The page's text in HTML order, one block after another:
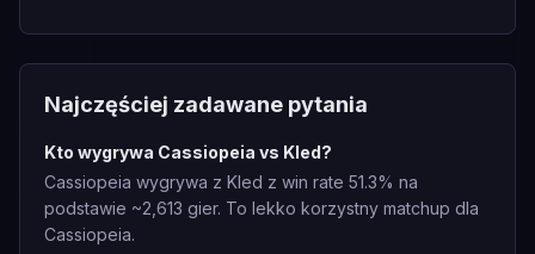
Najczęściej zadawane pytania
Kto wygrywa Cassiopeia vs Kled?
Cassiopeia wygrywa z Kled z win rate 51.3% na
podstawie ~2,613 gier. To lekko korzystny matchup dla
Cassiopeia.